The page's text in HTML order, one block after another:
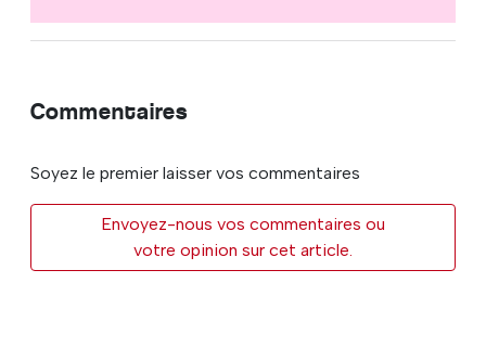
Commentaires
Soyez le premier laisser vos commentaires
Envoyez-nous vos commentaires ou
votre opinion sur cet article.